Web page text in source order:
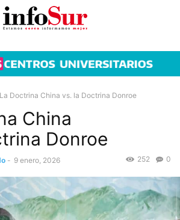
La Doctrina China vs. la Doctrina Donroe
China
Donroe
- 9 enero, 2026 0
252